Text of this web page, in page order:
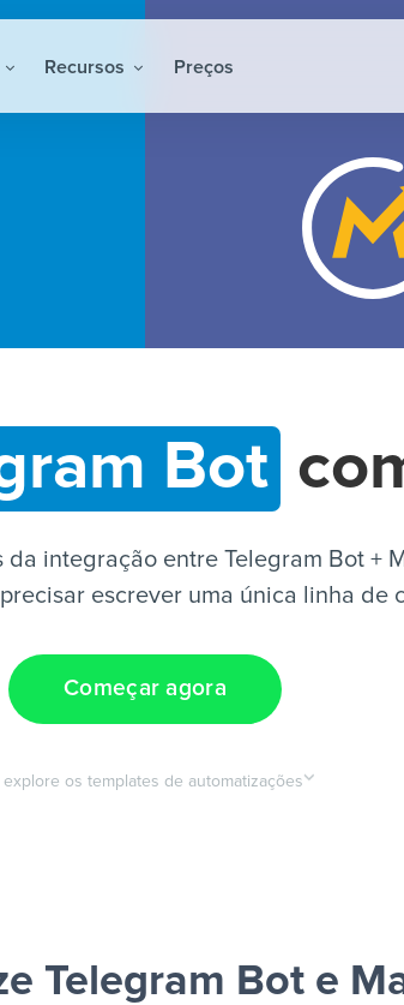
Recursos Preços
Bot
da integração entre Telegram Bot +
escrever uma única linha de
Começar agora
explore os templates de automatizações
Telegram Bot e